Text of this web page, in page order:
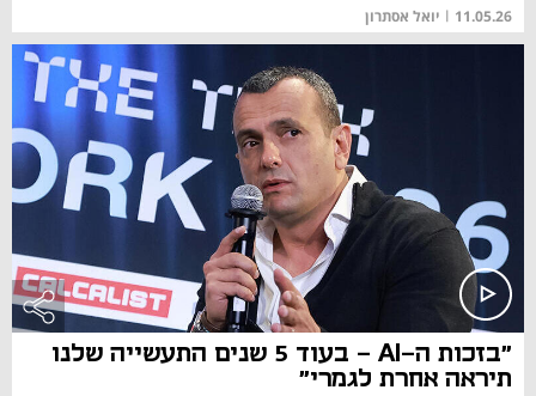
11.05.26
| יואל אסתרון
"בזכות ה-AI - בעוד 5 שנים התעשייה שלנו
תיראה אחרת לגמרי"